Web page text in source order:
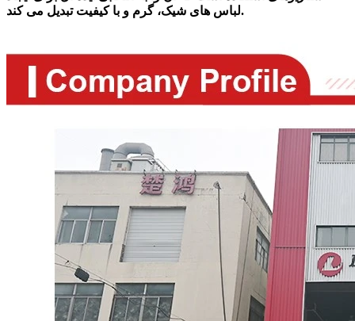
لباس های شیک، گرم و با کیفیت تبدیل می کند.